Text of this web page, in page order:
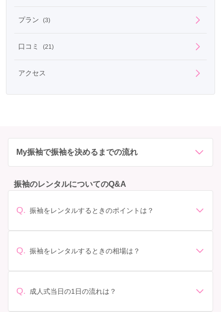
プラン (3)
口コミ (21)
アクセス
My振袖で振袖を決めるまでの流れ
振袖のレンタルについてのQ&A
Q. 振袖をレンタルするときのポイントは？
があります。 サイズ選び: 自分の体型に合ったサイズを
イズ調整をお願いすることもあります。 価格: 予算に合
ンタル料金に含まれるもの（小物や帯、草履など）を確
っかり確認しておく必要があります。 お店選び: 評判や
Q. 振袖をレンタルするときの相場は？
されています。 高級なものやブランド物になると、それ
袖でプランをご確認いただくか、店舗に問い合わせてみ
Q. 成人式当日の1日の流れは？